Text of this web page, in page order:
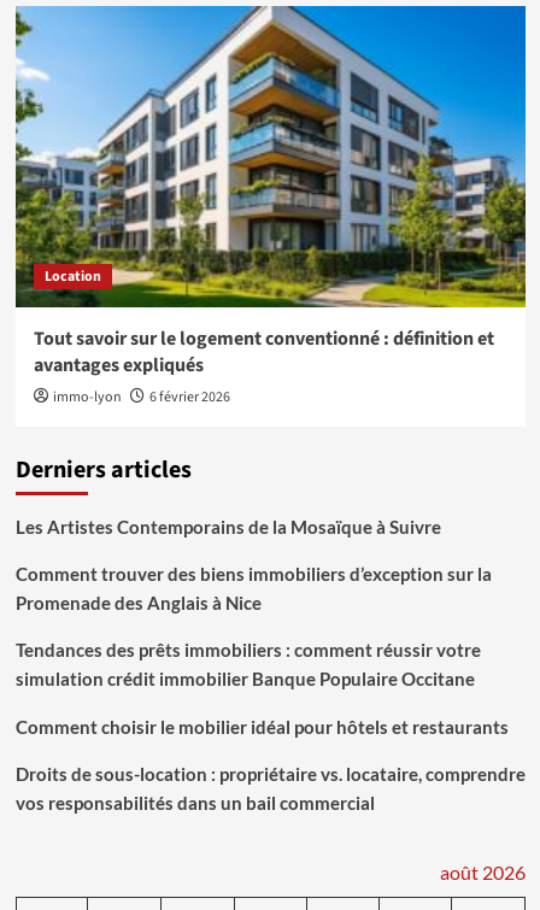
Location
Tout savoir sur le logement conventionné : définition et
avantages expliqués
immo-lyon 6 février 2026
Derniers articles
Les Artistes Contemporains de la Mosaïque à Suivre
Comment trouver des biens immobiliers d’exception sur la
Promenade des Anglais à Nice
Tendances des prêts immobiliers : comment réussir votre
simulation crédit immobilier Banque Populaire Occitane
Comment choisir le mobilier idéal pour hôtels et restaurants
Droits de sous-location : propriétaire vs. locataire, comprendre
vos responsabilités dans un bail commercial
août 2026